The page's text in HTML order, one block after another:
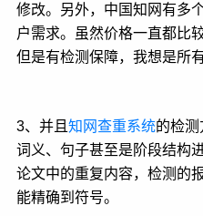
修改。另外，中国知网有多
户需求。虽然价格一直都比
但是有检测保障，我想是所
3、并且 知网查重系统的检测
词义、句子甚至是阶段结构
论文中的重复内容，检测的
能精确到符号。